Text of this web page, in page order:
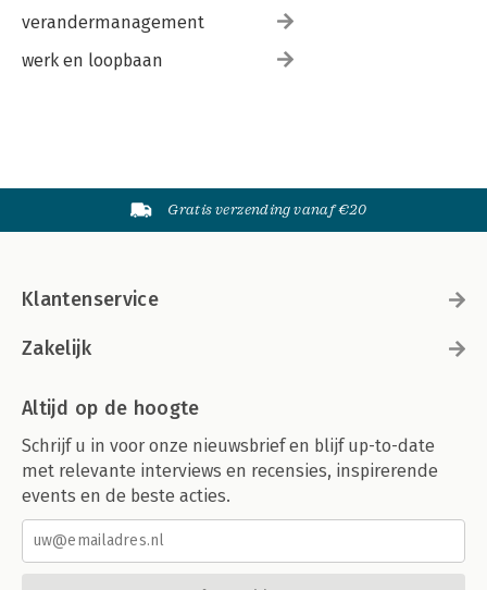
verandermanagement
werk en loopbaan
Gratis verzending vanaf €20
Klantenservice
Zakelijk
Altijd op de hoogte
Schrijf u in voor onze nieuwsbrief en blijf up-to-date
met relevante interviews en recensies, inspirerende
events en de beste acties.